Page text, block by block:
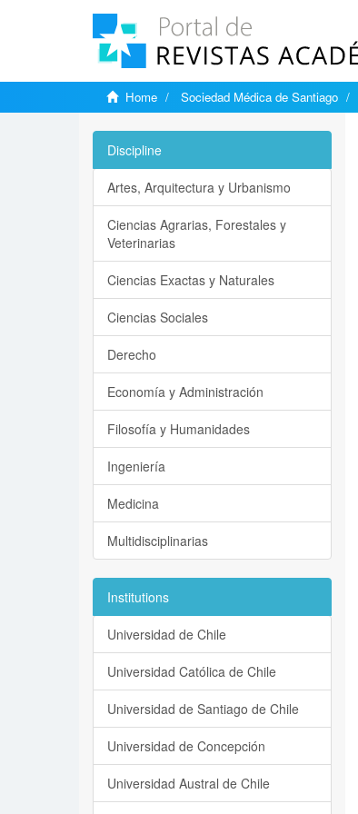
Home Sociedad Médica de Santiago
Discipline
Artes, Arquitectura y Urbanismo
Ciencias Agrarias, Forestales y
Veterinarias
Ciencias Exactas y Naturales
Ciencias Sociales
Derecho
Economía y Administración
Filosofía y Humanidades
Ingeniería
Medicina
Multidisciplinarias
Institutions
Universidad de Chile
Universidad Católica de Chile
Universidad de Santiago de Chile
Universidad de Concepción
Universidad Austral de Chile